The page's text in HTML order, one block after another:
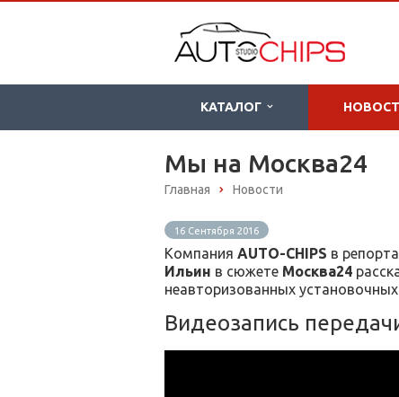
КАТАЛОГ
Мы на Москва24
Главная Новости
16 Сентября 2016
Компания AUTO-CHIPS в
Ильин в сюжете Москва24
неавторизованных
Видеозапись